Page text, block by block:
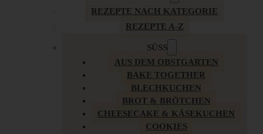
REZEPTE NACH KATEGORIE
REZEPTE A-Z
SÜSS
AUS DEM OBSTGARTEN
BAKE TOGETHER
BLECHKUCHEN
BROT & BRÖTCHEN
CHEESECAKE & KÄSEKUCHEN
COOKIES